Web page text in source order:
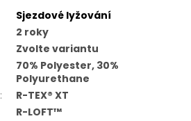
Sjezdové lyžování
2 roky
Zvolte variantu
70% Polyester, 30%
Polyurethane
:
R-TEX® XT
R-LOFT™